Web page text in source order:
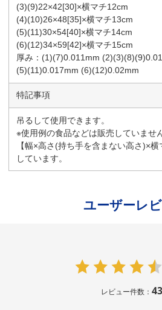
(3)(9)22×42[30]×横マチ12cm
(4)(10)26×48[35]×横マチ13cm
(5)(11)30×54[40]×横マチ14cm
(6)(12)34×59[42]×横マチ15cm
厚み：(1)(7)0.011mm
(5)(11)0.017mm (6)(12)0.02mm
特記事項
吊るして使用できます。
※使用例の食品などは販売していませ
【幅×高さ(持ち手を含まない高さ)×
しています。
ユーザーレ
レビュー件数： 43